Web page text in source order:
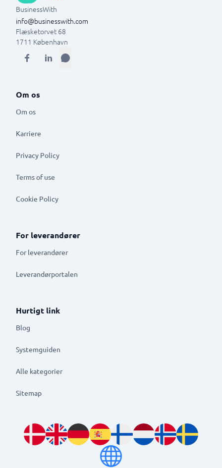
BusinessWith
info@businesswith.com
Flæsketorvet 68
1711 København
Om os
Om os
Karriere
Privacy Policy
Terms of use
Cookie Policy
For leverandører
For leverandører
Leverandørportalen
Hurtigt link
Blog
Systemguiden
Alle kategorier
Sitemap